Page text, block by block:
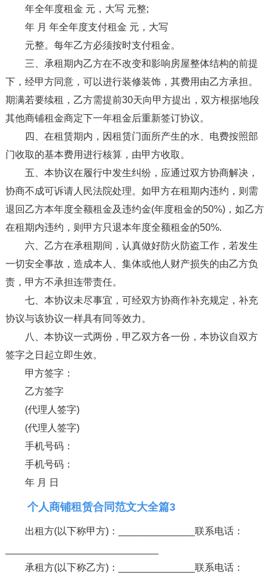
年全年度租金 元，大写 元整;
年 月 年全年度支付租金 元，大写
元整。每年乙方必须按时支付租金。
三、承租期内乙方在不改变和影响房屋整体结构的前提
下，经甲方同意，可以进行装修装饰，其费用由乙方承担。
期满若要续租，乙方需提前30天向甲方提出，双方根据地段
其他商铺租金商定下一年租金后重新签订协议。
四、在租赁期内，因租赁门面所产生的水、电费按照部
门收取的基本费用进行核算，由甲方收取。
五、本协议在履行中发生纠纷，应通过双方协商解决，
协商不成可诉请人民法院处理。如甲方在租期内违约，则需
退回乙方本年度全额租金及违约金(年度租金的50%)，如乙方
在租期内违约，则甲方只退本年度全额租金的50%.
六、乙方在承租期间，认真做好防火防盗工作，若发生
一切安全事故，造成本人、集体或他人财产损失的由乙方负
责，甲方不承担连带责任。
七、本协议未尽事宜，可经双方协商作补充规定，补充
协议与该协议一样具有同等效力。
八、本协议一式两份，甲乙双方各一份，本协议自双方
签字之日起立即生效。
甲方签字：
乙方签字
(代理人签字)
(代理人签字)
手机号码：
手机号码：
年 月 日
个人商铺租赁合同范文大全篇3
出租方(以下称甲方)：______________联系电话：
承租方(以下称乙方)：______________联系电话：